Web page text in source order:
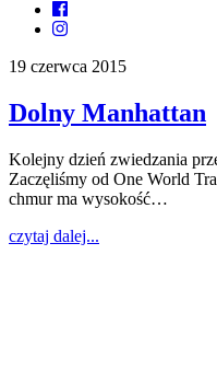
19 czerwca 2015
Dolny Manhattan
Kolejny dzień zwiedzania
Zaczęliśmy od One World
chmur ma wysokość…
czytaj dalej...